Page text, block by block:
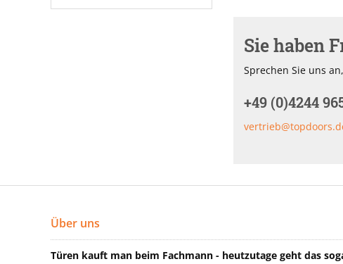
Sie haben
Sprechen Sie uns
+49 (0)4244
Über uns
Türen kauft man beim Fachmann - heutzutage geht das